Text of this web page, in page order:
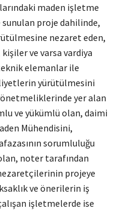
maden işletme
proje dahilinde,
nezaret eden,
ve varsa vardiya
elemanlar ile
yürütülmesini
yer alan
ve yükümlü olan, daimi
Mühendisini,
sorumluluğu
noter tarafından
projeye
ve önerilerin iş
işletmelerde ise